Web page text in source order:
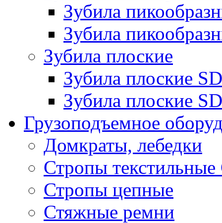
Зубила
Зубила
Зубила плоские
Зубила плоские
Зубила плоские
Грузоподъемное
Домкраты, лебедки
Стропы
Стропы цепные
Стяжные ремни